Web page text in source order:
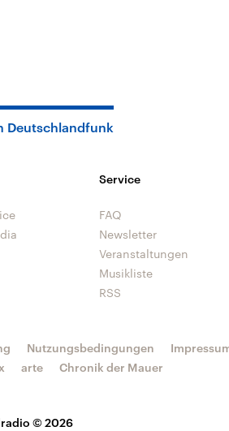
Deutschlandfunk
Service
FAQ
Newsletter
Veranstaltungen
Musikliste
RSS
© 2026
Nutzungsbedingungen
arte Chronik der Mauer